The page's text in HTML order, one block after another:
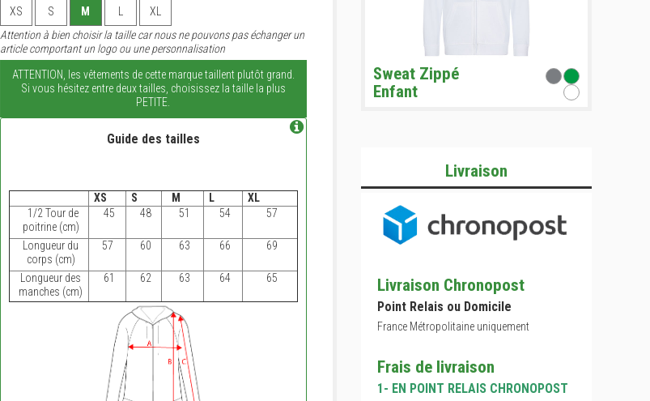
XS S M
XL
Attention à bien choisir la taille car nous ne pouvons pas échanger un
article comportant un logo ou une personnalisation
ATTENTION, les vêtements de cette marque taillent plutôt grand.
Si vous hésitez entre deux tailles, choisissez la taille la plus
PETITE.
Guide des tailles
XS S M L
XL
1/2 Tour de
poitrine (cm)
45 48 51 54 57
Longueur du
corps (cm)
57 60 63 66 69
Longueur des
manches (cm)
61 62 63 64 65
Sweat Zippé
Enfant
Livraison
Livraison Chronopost
Point Relais ou Domicile
France Métropolitaine uniquement
Frais de livraison
1- EN POINT RELAIS CHRONOPOST